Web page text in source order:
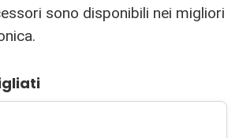
sono disponibili nei migliori